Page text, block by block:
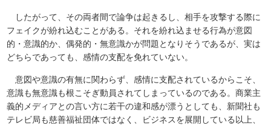
したがって、その両者間で論争は起きるし、相手を攻撃する際に
フェイクが紛れ込むことがある。それを紛れ込ませる行為が意図
的・意識的か、偶発的・無意識かが問題となりそうであるが、実は
どちらであっても、感情の支配を免れていない。
意図や意識の有無に関わらず、感情に支配されているからこそ、
意識も無意識も根こそぎ動員されてしまっているのである。商業主
義的メディアとの言い方に若干の違和感が漂うとしても、新聞社も
テレビ局も慈善福祉団体ではなく、ビジネスを展開している以上、